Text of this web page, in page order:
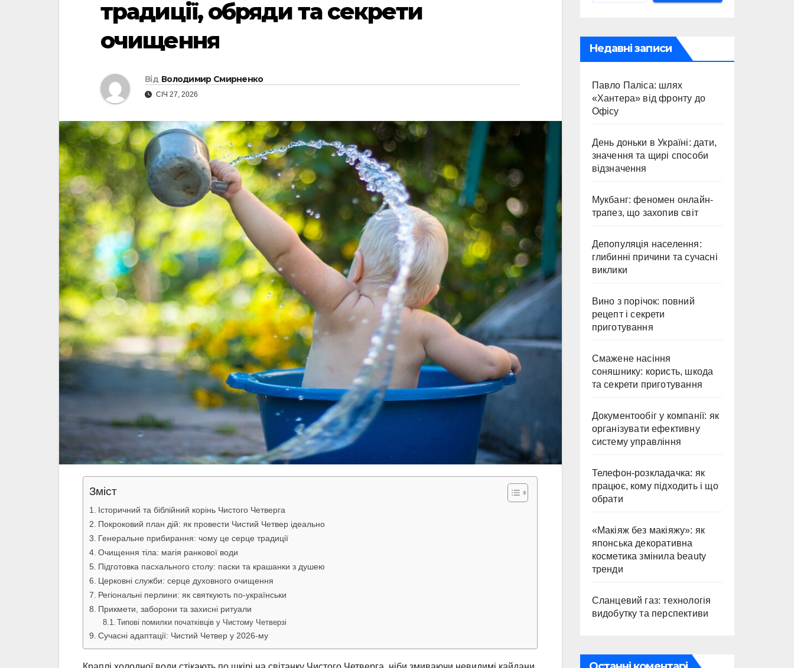
традиції, обряди та секрети
очищення
Від Володимир Смирненко
СІЧ 27, 2026
Зміст
Історичний та біблійний корінь Чистого Четверга
Покроковий план дій: як провести Чистий Четвер ідеально
Генеральне прибирання: чому це серце традиції
Очищення тіла: магія ранкової води
Підготовка пасхального столу: паски та крашанки з душею
Церковні служби: серце духовного очищення
Регіональні перлини: як святкують по-українськи
Прикмети, заборони та захисні ритуали
Типові помилки початківців у Чистому Четверзі
Сучасні адаптації: Чистий Четвер у 2026-му
Недавні записи
Павло Паліса: шлях
«Хантера» від фронту до
Офісу
День доньки в Україні: дати,
значення та щирі способи
відзначення
Мукбанг: феномен онлайн-
трапез, що захопив світ
Депопуляція населення:
глибинні причини та сучасні
виклики
Вино з порічок: повний
рецепт і секрети
приготування
Смажене насіння
соняшнику: користь, шкода
та секрети приготування
Документообіг у компанії: як
організувати ефективну
систему управління
Телефон-розкладачка: як
працює, кому підходить і що
обрати
«Макіяж без макіяжу»: як
японська декоративна
косметика змінила beauty
тренди
Сланцевий газ: технологія
видобутку та перспективи